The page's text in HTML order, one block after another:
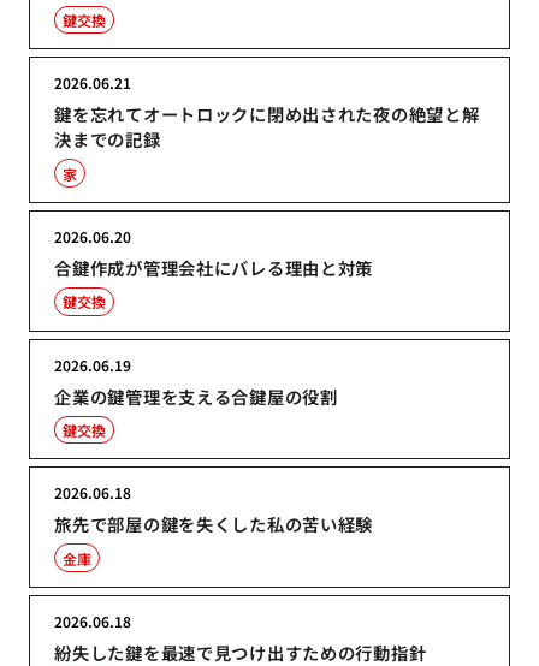
鍵交換
鍵を忘れてオートロックに閉め出された夜の絶望と解
決までの記録
2026.06.21
家
合鍵作成が管理会社にバレる理由と対策
2026.06.20
鍵交換
企業の鍵管理を支える合鍵屋の役割
2026.06.19
鍵交換
旅先で部屋の鍵を失くした私の苦い経験
2026.06.18
金庫
紛失した鍵を最速で見つけ出すための行動指針
2026.06.18